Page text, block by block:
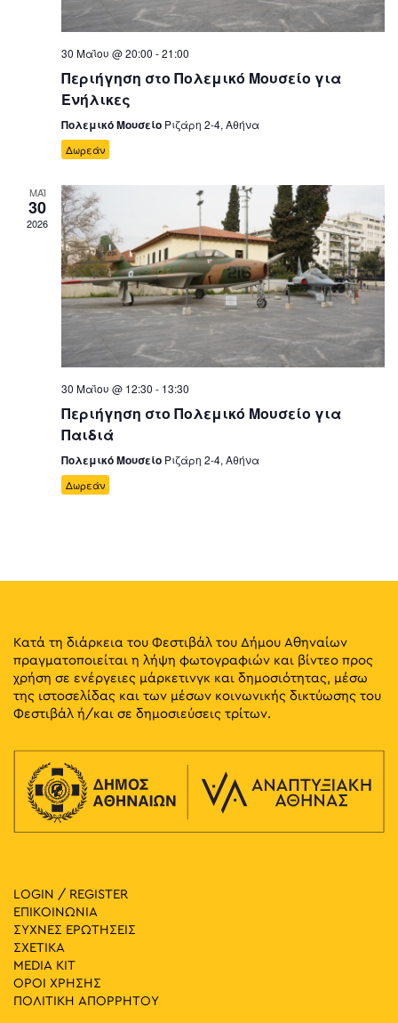
30 Μαΐου @ 20:00 -21:00
Περιήγηση στο Πολεμικό Μουσείο για
Ενήλικες
Πολεμικό Μουσείο Ριζάρη 2-4, Αθήνα
Δωρεάν
ΜΑΪ
30
2026
30 Μαΐου @ 12:30 - 13:30
Περιήγηση στο Πολεμικό Μουσείο για
Παιδιά
Πολεμικό Μουσείο Ριζάρη 2-4, Αθήνα
Δωρεάν
Κατά τη διάρκεια του Φεστιβάλ του Δήμου Αθηναίων
πραγματοποιείται η λήψη φωτογραφιών και βίντεο προς
χρήση σε ενέργειες μάρκετινγκ και δημοσιότητας, μέσω
της ιστοσελίδας και των μέσων κοινωνικής δικτύωσης του
Φεστιβάλ ή/και σε δημοσιεύσεις τρίτων.
LOGIN / REGISTER
ΕΠΙΚΟΙΝΩΝΙΑ
ΣΥΧΝΕΣ ΕΡΩΤΗΣΕΙΣ
ΣΧΕΤΙΚΑ
MEDIA ΚIT
ΟΡΟΙ ΧΡΗΣΗΣ
ΠΟΛΙΤΙΚΗ ΑΠΟΡΡΗΤΟΥ